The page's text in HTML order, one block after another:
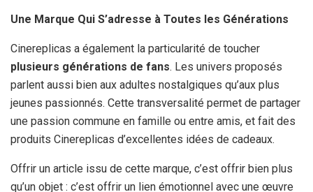
Une Marque Qui S’adresse à Toutes les Générations
Cinereplicas a également la particularité de toucher
plusieurs générations de fans. Les univers proposés
parlent aussi bien aux adultes nostalgiques qu’aux plus
jeunes passionnés. Cette transversalité permet de partager
une passion commune en famille ou entre amis, et fait des
produits Cinereplicas d’excellentes idées de cadeaux.
Offrir un article issu de cette marque, c’est offrir bien plus
qu’un objet : c’est offrir un lien émotionnel avec une œuvre